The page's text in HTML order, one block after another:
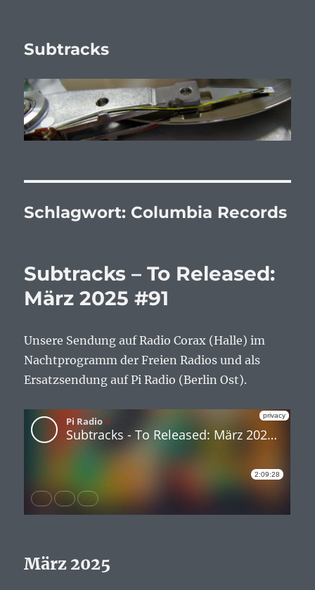
Subtracks
Schlagwort: Columbia Records
Subtracks – To Released:
März 2025 #91
Unsere Sendung auf Radio Corax (Halle) im
Nachtprogramm der Freien Radios und als
Ersatzsendung auf Pi Radio (Berlin Ost).
März 2025